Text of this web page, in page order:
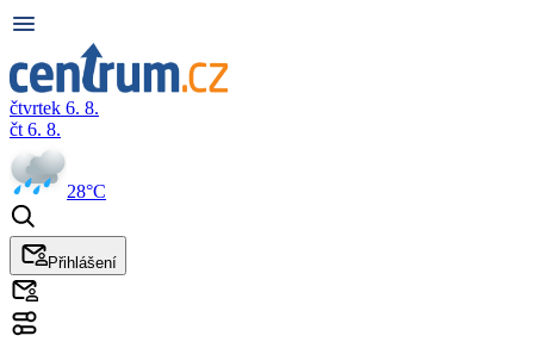
čtvrtek 6. 8.
čt 6. 8.
28°C
Přihlášení